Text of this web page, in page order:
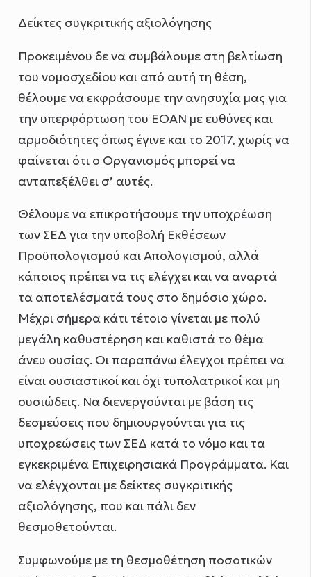
Δείκτες συγκριτικής αξιολόγησης
Προκειμένου δε να συμβάλουμε στη βελτίωση
του νομοσχεδίου και από αυτή τη θέση,
θέλουμε να εκφράσουμε την ανησυχία μας για
την υπερφόρτωση του ΕΟΑΝ με ευθύνες και
αρμοδιότητες όπως έγινε και το 2017, χωρίς να
φαίνεται ότι ο Οργανισμός μπορεί να
ανταπεξέλθει σ’ αυτές.
Θέλουμε να επικροτήσουμε την υποχρέωση
των ΣΕΔ για την υποβολή Εκθέσεων
Προϋπολογισμού και Απολογισμού, αλλά
κάποιος πρέπει να τις ελέγχει και να αναρτά
τα αποτελέσματά τους στο δημόσιο χώρο.
Μέχρι σήμερα κάτι τέτοιο γίνεται με πολύ
μεγάλη καθυστέρηση και καθιστά το θέμα
άνευ ουσίας. Οι παραπάνω έλεγχοι πρέπει να
είναι ουσιαστικοί και όχι τυπολατρικοί και μη
ουσιώδεις. Να διενεργούνται με βάση τις
δεσμεύσεις που δημιουργούνται για τις
υποχρεώσεις των ΣΕΔ κατά το νόμο και τα
εγκεκριμένα Επιχειρησιακά Προγράμματα. Και
να ελέγχονται με δείκτες συγκριτικής
αξιολόγησης, που και πάλι δεν
θεσμοθετούνται.
Συμφωνούμε με τη θεσμοθέτηση ποσοτικών